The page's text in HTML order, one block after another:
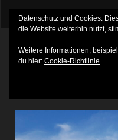
Datenschutz und Cookies:
die Website weiterhin nutzt,
Weitere Informationen,
du hier: Cookie-Richtlinie